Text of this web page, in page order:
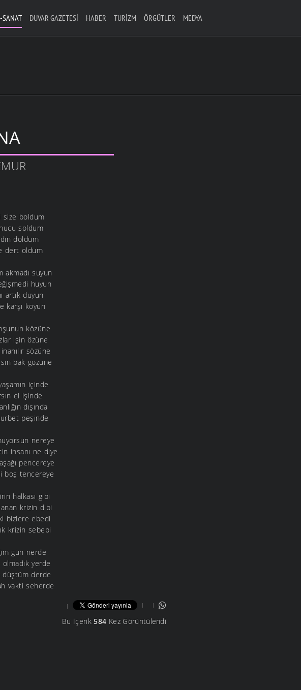
SANAT DUVAR GAZETESI HABER TURIZM ÖRGÜTLER MEDYA
size boldum
soldum
doldum
dert oldum
akmadı suyun
huyun
artık duyun
karşı koyun
közüne
işin özüne
sözüne
bak gözüne
içinde
el işinde
dışında
peşinde
nereye
insanı ne diye
pencereye
boş tencereye
halkası gibi
krizin dibi
bizlere ebedi
krizin sebebi
gün nerde
yerde
düştüm derde
vakti seherde
Bu İçerik584 Kez Görüntülendi